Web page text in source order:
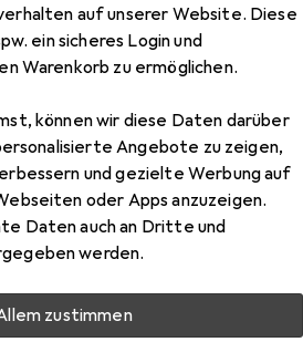
auf unserer Website. Diese
ein sicheres Login und
Warenkorb zu ermöglichen.
können wir diese Daten darüber
Angebote zu zeigen,
und gezielte Werbung auf
oder Apps anzuzeigen.
Daten auch an Dritte und
werden.
zustimmen
Link DUB-M810
Zubehör zum Produkt D-Link
USB Kabel, Videokabel und